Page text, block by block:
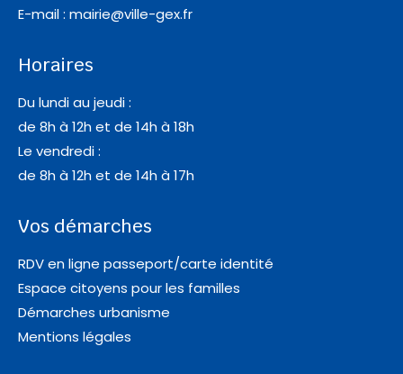
E-mail : mairie@ville-gex.fr
Horaires
Du lundi au jeudi :
de 8h à 12h et de 14h à 18h
Le vendredi :
de 8h à 12h et de 14h à 17h
Vos démarches
RDV en ligne passeport/carte identité
Espace citoyens pour les familles
Démarches urbanisme
Mentions légales